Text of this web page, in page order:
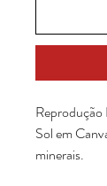
Sol em
minerais.